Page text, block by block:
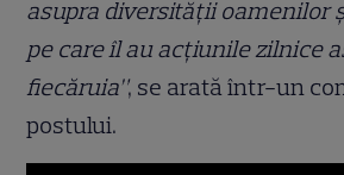
asupra diversității oamenilor
pe care îl au acțiunile zilnice
fiecăruia”, se arată într-un
postului.